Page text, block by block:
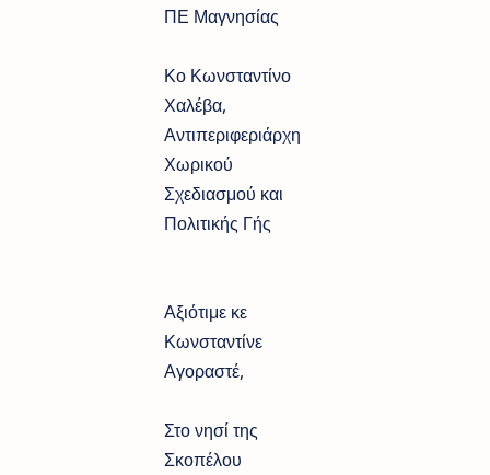
ΠΕ Μαγνησίας
Κο Κωνσταντίνο
Χαλέβα,
Αντιπεριφεριάρχη
Χωρικού
Σχεδιασμού και
Πολιτικής Γής
Αξιότιμε κε
Κωνσταντίνε
Αγοραστέ,
Στο νησί της
Σκοπέλου